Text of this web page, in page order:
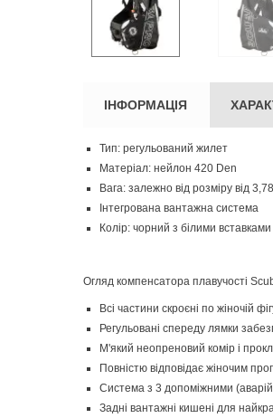
ІНФОРМАЦІЯ
Тип: регульований жилет
Матеріал: нейлон 420 Den
Вага: залежно від розміру від
Інтегрована вантажна система
Колір: чорний з білими вставками
Огляд компенсатора плавучості
Всі частини скроєні по жіночій
Регульовані спереду лямки
М'який неопреновий комір і
Повністю відповідає жіночим
Система з 3 допоміжними
Задні вантажні кишені для